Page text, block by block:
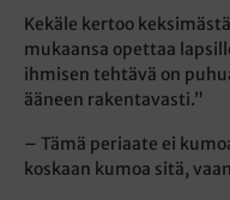
Kekäle kertoo
mukaansa opettaa
ihmisen tehtävä on
ääneen rakentavasti.”
– Tämä periaate ei
koskaan kumoa sitä,